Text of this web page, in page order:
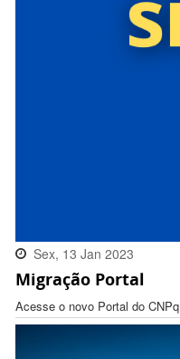
Sex, 13 Jan 2023
16:32:00 -0300
Migração Portal
Acesse o novo Portal do CNPq